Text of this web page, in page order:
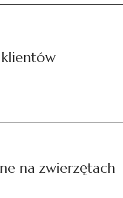
na zwierzętach